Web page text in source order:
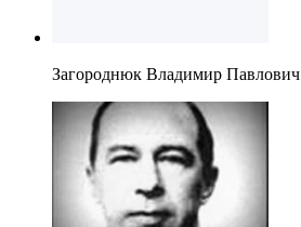
Загороднюк Владимир Павлович